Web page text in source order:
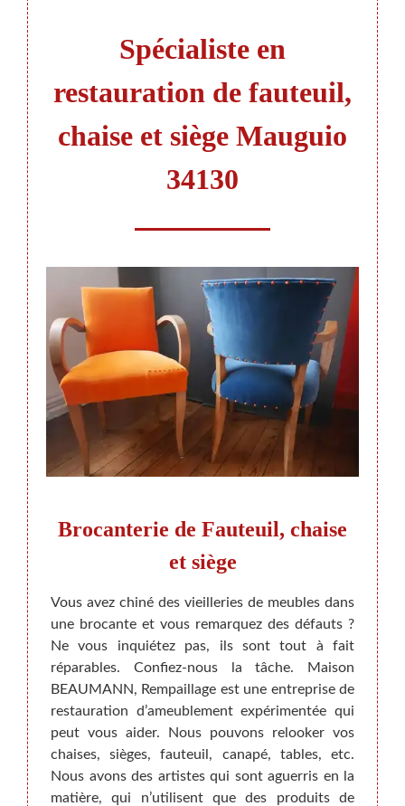
Spécialiste en
restauration de fauteuil,
chaise et siège Mauguio
34130
ou
de
en
qui
nos
Brocanterie de Fauteuil, chaise
et siège
Vous avez chiné des vieilleries de meubles dans
une brocante et vous remarquez des défauts ?
Ne vous inquiétez pas, ils sont tout à fait
réparables. Confiez-nous la tâche. Maison
BEAUMANN, Rempaillage est une entreprise de
restauration d’ameublement expérimentée qui
peut vous aider. Nous pouvons relooker vos
chaises, sièges, fauteuil, canapé, tables, etc.
Nous avons des artistes qui sont aguerris en la
matière, qui n’utilisent que des produits de
de
à